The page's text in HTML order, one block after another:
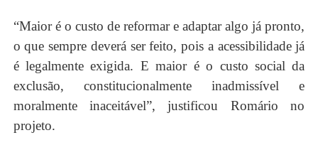
“Maior é o custo de reformar e adaptar algo já pronto,
o que sempre deverá ser feito, pois a acessibilidade já
é legalmente exigida. E maior é o custo social da
exclusão, constitucionalmente inadmissível e
moralmente inaceitável”, justificou Romário no
projeto.